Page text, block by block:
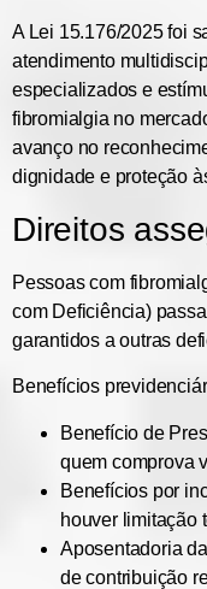
A Lei 15.176/2025 foi
atendimento
especializados e
fibromialgia no
avanço no
dignidade e proteção
Direitos
Pessoas com
com Deficiência)
garantidos a outras
Benefícios
Benefício de
quem comprova
Benefícios por
houver limitação
Aposentadoria
de contribuição